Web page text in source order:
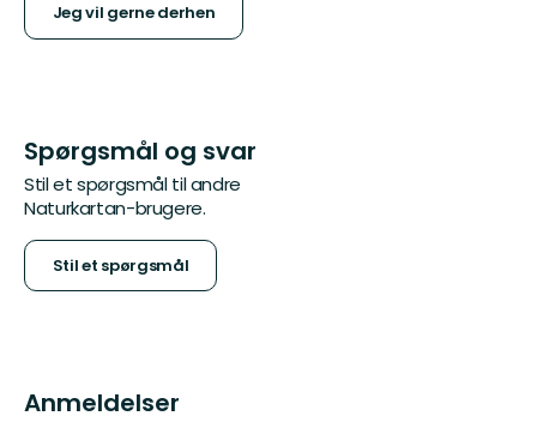
Jeg vil gerne derhen
Spørgsmål og svar
Stil et spørgsmål til andre
Naturkartan-brugere.
Stil et spørgsmål
Anmeldelser